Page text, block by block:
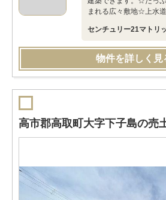
まれる広々敷地☆上水
センチュリー21マトリ
物件を詳しく見
高市郡高取町大字下子島の売